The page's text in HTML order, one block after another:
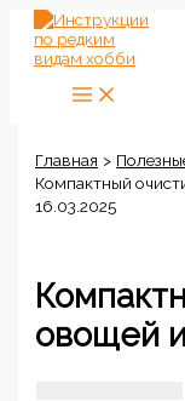
Перейти
содержимому
Главная
Компактный
16.03.2025
овощей